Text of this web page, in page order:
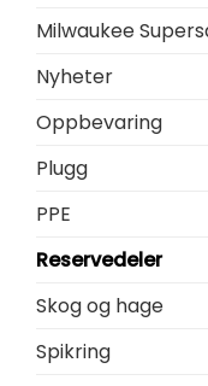
Milwaukee
Nyheter
Oppbevaring
Plugg
PPE
Reservedeler
Skog og hage
Spikring